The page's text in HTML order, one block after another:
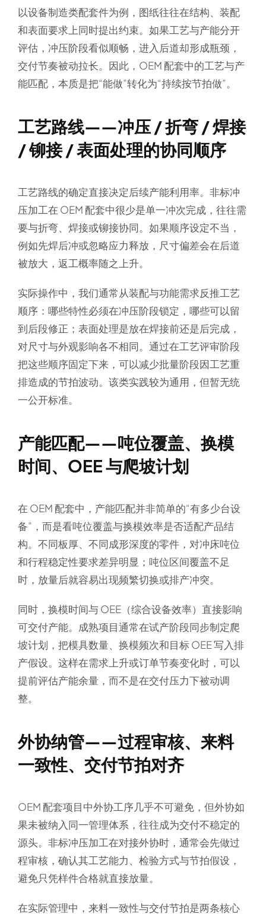
以设备制造类配套件为例，图纸往往在结构、装配
和表面要求上同时提出约束。如果工艺与产能分开
评估，冲压阶段看似顺畅，进入后道却形成瓶颈，
交付节奏被动拉长。因此，OEM 配套中的工艺与产
能匹配，本质是把“能做”转化为“持续按节拍做”。
工艺路线——冲压 / 折弯 / 焊接
/ 铆接 / 表面处理的协同顺序
工艺路线的确定直接决定后续产能利用率。非标冲
压加工在 OEM 配套中很少是单一冲次完成，往往需
要与折弯、焊接或铆接协同。如果顺序设定不当，
例如先焊后冲或忽略应力释放，尺寸偏差会在后道
被放大，返工概率随之上升。
实际操作中，我们通常从装配与功能需求反推工艺
顺序：哪些特性必须在冲压阶段锁定，哪些可以留
到后段修正；表面处理是放在焊接前还是后完成，
对尺寸与外观影响各不相同。通过在工艺评审阶段
把这些顺序固定下来，可以减少批量阶段因工艺重
排造成的节拍波动。该类实践较为通用，但暂无统
一公开标准。
产能匹配——吨位覆盖、换模
时间、OEE 与爬坡计划
在 OEM 配套中，产能匹配并非简单的“有多少台设
备”，而是看吨位覆盖与换模效率是否适配产品结
构。不同板厚、不同成形深度的零件，对冲床吨位
和行程稳定性要求差异明显；吨位区间覆盖不足
时，放量后就容易出现频繁切换或排产冲突。
同时，换模时间与 OEE（综合设备效率）直接影响
可交付产能。成熟项目通常在试产阶段同步制定爬
坡计划，把模具数量、换模频次和目标 OEE 写入排
产假设。这样在需求上升或订单节奏变化时，可以
提前评估产能余量，而不是在交付压力下被动调
整。
外协纳管——过程审核、来料
一致性、交付节拍对齐
OEM 配套项目中外协工序几乎不可避免，但外协如
果未被纳入同一管理体系，往往成为交付不稳定的
源头。非标冲压加工在对接外协时，通常会先做过
程审核，确认其工艺能力、检验方式与节拍假设，
避免只凭样件合格就直接放量。
在实际管理中，来料一致性与交付节拍是两条核心